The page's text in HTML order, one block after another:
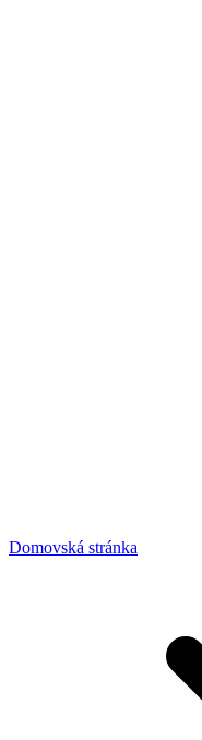
Domovská stránka